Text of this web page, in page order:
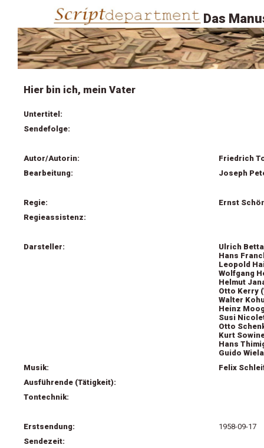
Das
Hier bin ich, mein Vater
Untertitel:
Sendefolge:
Autor/Autorin:
Friedrich
Bearbeitung:
Joseph
Regie:
Ernst
Regieassistenz:
Darsteller:
Ulrich
Hans
Leopold
Wolfgang
Helmut
Otto Kerry
Walter
Heinz
Susi
Otto
Kurt
Hans
Guido
Musik:
Felix
Ausführende (Tätigkeit):
Tontechnik:
Erstsendung:
1958-09-17
Sendezeit: